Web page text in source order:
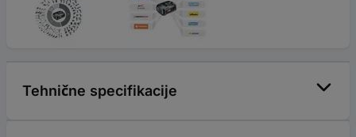
Tehnične specifikacije